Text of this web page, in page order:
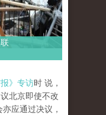
》专访时 说，
北京即使不改
应通过决议，